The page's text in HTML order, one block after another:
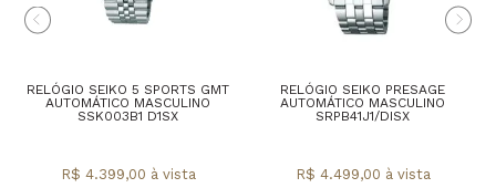
RELÓGIO SEIKO 5 SPORTS GMT
AUTOMÁTICO MASCULINO
SSK003B1 D1SX
R$ 4.399,00 à vista
RELÓGIO SEIKO PRESAGE
AUTOMÁTICO MASCULINO
SRPB41J1/DISX
R$ 4.499,00 à vista